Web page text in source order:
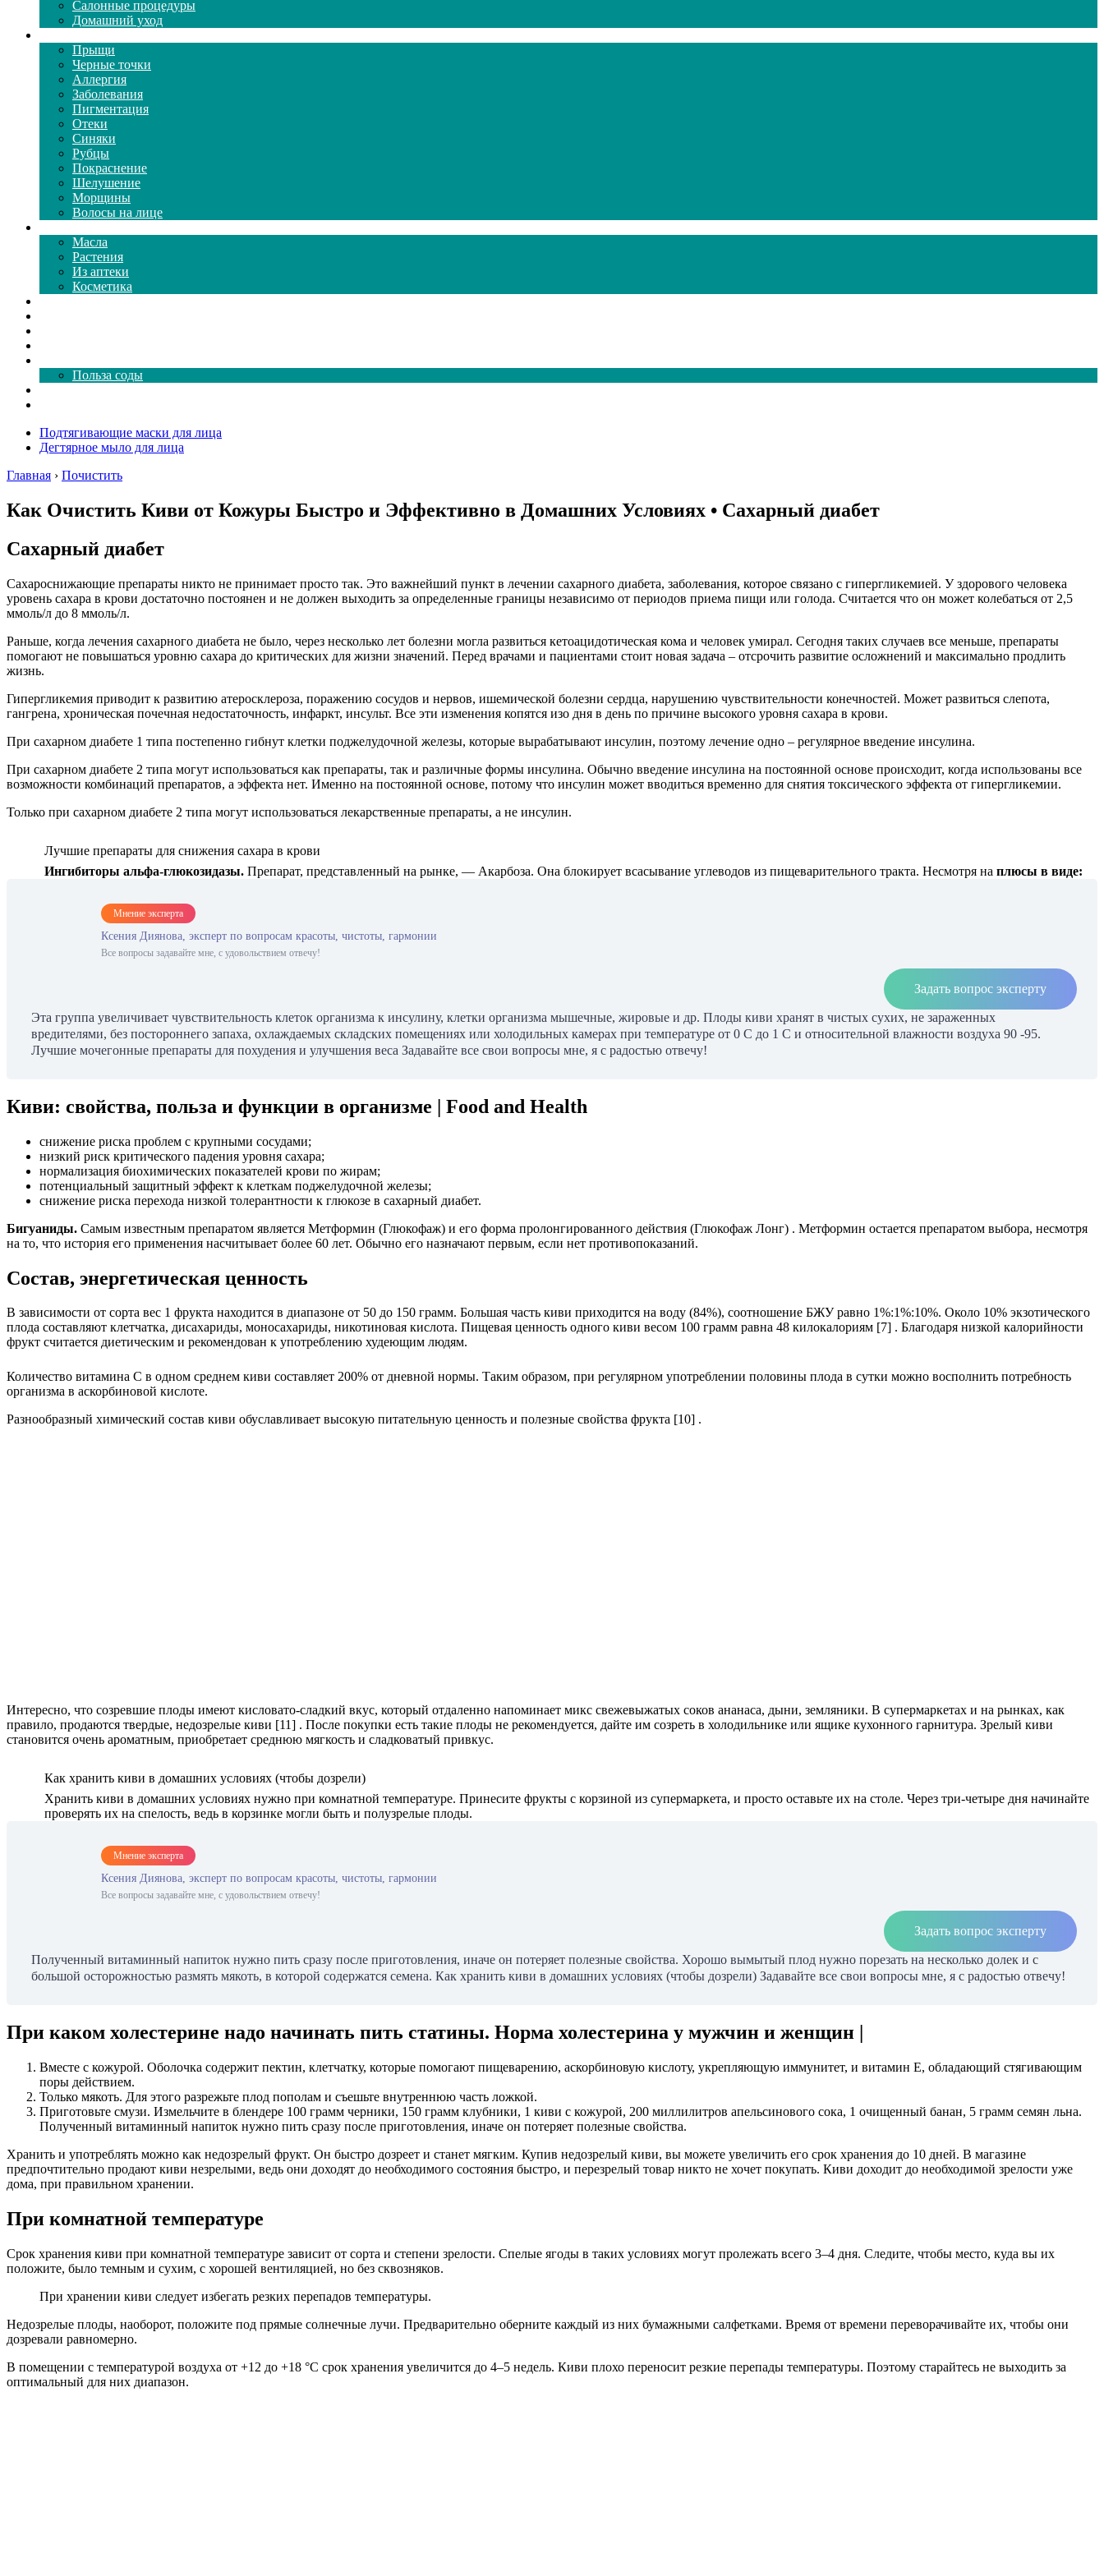
Салонные процедуры
Домашний уход
Прыщи
Черные точки
Аллергия
Заболевания
Пигментация
Отеки
Синяки
Рубцы
Покраснение
Шелушение
Морщины
Волосы на лице
Масла
Растения
Из аптеки
Косметика
Польза соды
Подтягивающие маски для лица
Дегтярное мыло для лица
Главная › Почистить
Как Очистить Киви от Кожуры Быстро и Эффективно в Домашних Условиях • Сахарный диабет
Сахарный диабет
Сахароснижающие препараты никто не принимает просто так. Это важнейший пункт в лечении сахарного диабета, заболевания, которое связано с гипергликемией. У здорового человека
уровень сахара в крови достаточно постоянен и не должен выходить за определенные границы независимо от периодов приема пищи или голода. Считается что он может колебаться от 2,5
ммоль/л до 8 ммоль/л.
Раньше, когда лечения сахарного диабета не было, через несколько лет болезни могла развиться кетоацидотическая кома и человек умирал. Сегодня таких случаев все меньше, препараты
помогают не повышаться уровню сахара до критических для жизни значений. Перед врачами и пациентами стоит новая задача – отсрочить развитие осложнений и максимально продлить
жизнь.
Гипергликемия приводит к развитию атеросклероза, поражению сосудов и нервов, ишемической болезни сердца, нарушению чувствительности конечностей. Может развиться слепота,
гангрена, хроническая почечная недостаточность, инфаркт, инсульт. Все эти изменения копятся изо дня в день по причине высокого уровня сахара в крови.
При сахарном диабете 1 типа постепенно гибнут клетки поджелудочной железы, которые вырабатывают инсулин, поэтому лечение одно – регулярное введение инсулина.
При сахарном диабете 2 типа могут использоваться как препараты, так и различные формы инсулина. Обычно введение инсулина на постоянной основе происходит, когда использованы все
возможности комбинаций препаратов, а эффекта нет. Именно на постоянной основе, потому что инсулин может вводиться временно для снятия токсического эффекта от гипергликемии.
Только при сахарном диабете 2 типа могут использоваться лекарственные препараты, а не инсулин.
Лучшие препараты для снижения сахара в крови
Ингибиторы альфа-глюкозидазы. Препарат, представленный на рынке, — Акарбоза. Она блокирует всасывание углеводов из пищеварительного тракта. Несмотря на плюсы в виде:
Мнение эксперта
Ксения Диянова, эксперт по вопросам красоты, чистоты, гармонии
Все вопросы задавайте мне, с удовольствием отвечу!
Задать вопрос эксперту
Эта группа увеличивает чувствительность клеток организма к инсулину, клетки организма мышечные, жировые и др. Плоды киви хранят в чистых сухих, не зараженных
вредителями, без постороннего запаха, охлаждаемых складских помещениях или холодильных камерах при температуре от 0 С до 1 С и относительной влажности воздуха 90 -95.
Лучшие мочегонные препараты для похудения и улучшения веса Задавайте все свои вопросы мне, я с радостью отвечу!
Киви: свойства, польза и функции в организме | Food and Health
снижение риска проблем с крупными сосудами;
низкий риск критического падения уровня сахара;
нормализация биохимических показателей крови по жирам;
потенциальный защитный эффект к клеткам поджелудочной железы;
снижение риска перехода низкой толерантности к глюкозе в сахарный диабет.
Бигуаниды. Самым известным препаратом является Метформин (Глюкофаж) и его форма пролонгированного действия (Глюкофаж Лонг) . Метформин остается препаратом выбора, несмотря
на то, что история его применения насчитывает более 60 лет. Обычно его назначают первым, если нет противопоказаний.
Состав, энергетическая ценность
В зависимости от сорта вес 1 фрукта находится в диапазоне от 50 до 150 грамм. Большая часть киви приходится на воду (84%), соотношение БЖУ равно 1%:1%:10%. Около 10% экзотического
плода составляют клетчатка, дисахариды, моносахариды, никотиновая кислота. Пищевая ценность одного киви весом 100 грамм равна 48 килокалориям [7] . Благодаря низкой калорийности
фрукт считается диетическим и рекомендован к употреблению худеющим людям.
Количество витамина С в одном среднем киви составляет 200% от дневной нормы. Таким образом, при регулярном употреблении половины плода в сутки можно восполнить потребность
организма в аскорбиновой кислоте.
Разнообразный химический состав киви обуславливает высокую питательную ценность и полезные свойства фрукта [10] .
Интересно, что созревшие плоды имеют кисловато-сладкий вкус, который отдаленно напоминает микс свежевыжатых соков ананаса, дыни, земляники. В супермаркетах и на рынках, как
правило, продаются твердые, недозрелые киви [11] . После покупки есть такие плоды не рекомендуется, дайте им созреть в холодильнике или ящике кухонного гарнитура. Зрелый киви
становится очень ароматным, приобретает среднюю мягкость и сладковатый привкус.
Как хранить киви в домашних условиях (чтобы дозрели)
Хранить киви в домашних условиях нужно при комнатной температуре. Принесите фрукты с корзиной из супермаркета, и просто оставьте их на столе. Через три-четыре дня начинайте
проверять их на спелость, ведь в корзинке могли быть и полузрелые плоды.
Мнение эксперта
Ксения Диянова, эксперт по вопросам красоты, чистоты, гармонии
Все вопросы задавайте мне, с удовольствием отвечу!
Задать вопрос эксперту
Полученный витаминный напиток нужно пить сразу после приготовления, иначе он потеряет полезные свойства. Хорошо вымытый плод нужно порезать на несколько долек и с
большой осторожностью размять мякоть, в которой содержатся семена. Как хранить киви в домашних условиях (чтобы дозрели) Задавайте все свои вопросы мне, я с радостью отвечу!
При каком холестерине надо начинать пить статины. Норма холестерина у мужчин и женщин |
Вместе с кожурой. Оболочка содержит пектин, клетчатку, которые помогают пищеварению, аскорбиновую кислоту, укрепляющую иммунитет, и витамин Е, обладающий стягивающим
поры действием.
Только мякоть. Для этого разрежьте плод пополам и съешьте внутреннюю часть ложкой.
Приготовьте смузи. Измельчите в блендере 100 грамм черники, 150 грамм клубники, 1 киви с кожурой, 200 миллилитров апельсинового сока, 1 очищенный банан, 5 грамм семян льна.
Полученный витаминный напиток нужно пить сразу после приготовления, иначе он потеряет полезные свойства.
Хранить и употреблять можно как недозрелый фрукт. Он быстро дозреет и станет мягким. Купив недозрелый киви, вы можете увеличить его срок хранения до 10 дней. В магазине
предпочтительно продают киви незрелыми, ведь они доходят до необходимого состояния быстро, и перезрелый товар никто не хочет покупать. Киви доходит до необходимой зрелости уже
дома, при правильном хранении.
При комнатной температуре
Срок хранения киви при комнатной температуре зависит от сорта и степени зрелости. Спелые ягоды в таких условиях могут пролежать всего 3–4 дня. Следите, чтобы место, куда вы их
положите, было темным и сухим, с хорошей вентиляцией, но без сквозняков.
При хранении киви следует избегать резких перепадов температуры.
Недозрелые плоды, наоборот, положите под прямые солнечные лучи. Предварительно оберните каждый из них бумажными салфетками. Время от времени переворачивайте их, чтобы они
дозревали равномерно.
В помещении с температурой воздуха от +12 до +18 °С срок хранения увеличится до 4–5 недель. Киви плохо переносит резкие перепады температуры. Поэтому старайтесь не выходить за
оптимальный для них диапазон.